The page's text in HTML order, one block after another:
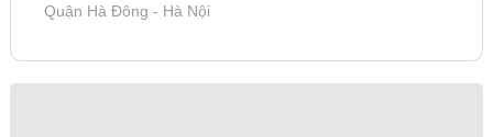
Quận Hà Đông - Hà Nội